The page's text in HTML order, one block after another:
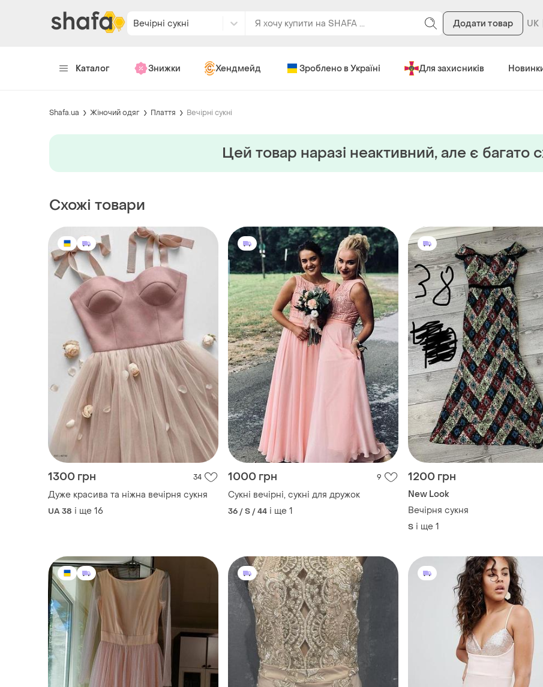
Вечірні сукні Додати товар
Каталог Знижки Хендмейд Зроблено в Україні Для захисників
Shafa.ua Жіночий одяг Плаття Вечірні сукні
Цей товар наразi неактивний, але є багато
Схожі товари
1300 грн 34
Дуже красива та ніжна вечірня сукня
UA 38 і ще 16
1000 грн 9
Сукні вечірні, сукні для дружок
36 / S / 44 і ще 1
1200 грн
New Look
Вечірня сукня
S і ще 1